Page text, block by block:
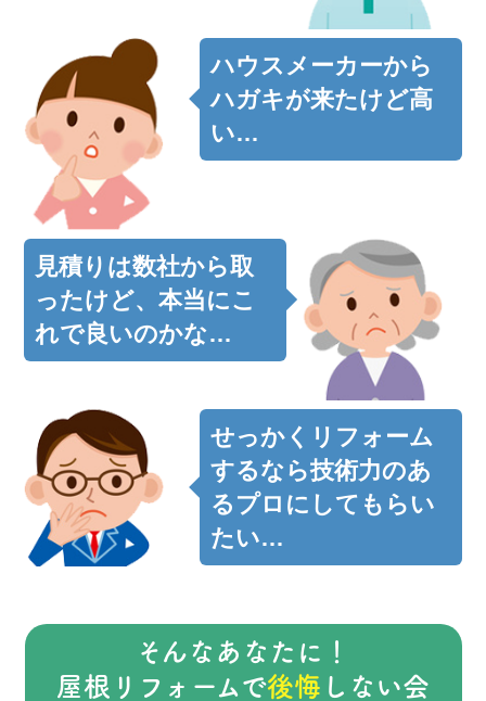
ハウスメーカーから
ハガキが来たけど高
い…
見積りは数社から取
ったけど、本当にこ
れで良いのかな…
せっかくリフォーム
するなら技術力のあ
るプロにしてもらい
たい…
そんなあなたに！
屋根リフォームで後悔 しない会